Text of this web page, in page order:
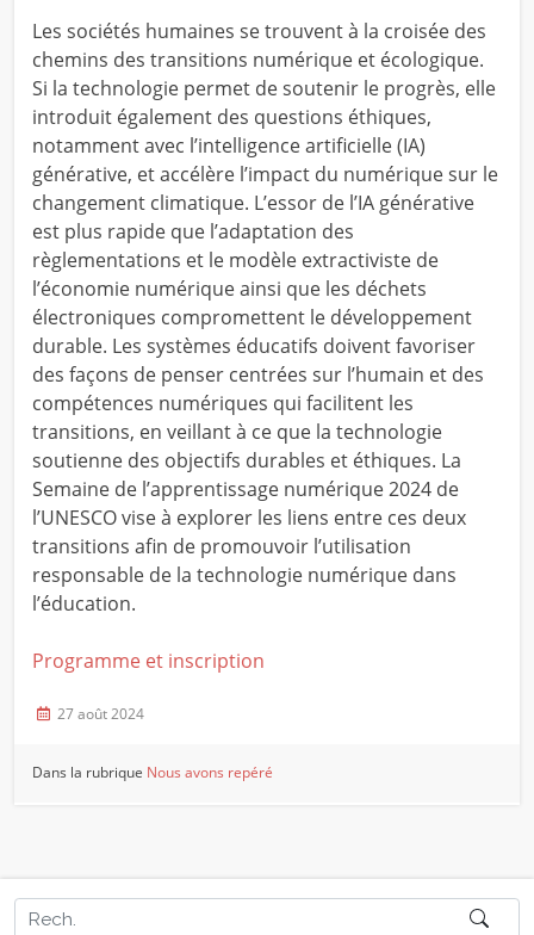
Les sociétés humaines se trouvent à la croisée des
chemins des transitions numérique et écologique.
Si la technologie permet de soutenir le progrès, elle
introduit également des questions éthiques,
notamment avec l’intelligence artificielle (IA)
générative, et accélère l’impact du numérique sur le
changement climatique. L’essor de l’IA générative
est plus rapide que l’adaptation des
règlementations et le modèle extractiviste de
l’économie numérique ainsi que les déchets
électroniques compromettent le développement
durable. Les systèmes éducatifs doivent favoriser
des façons de penser centrées sur l’humain et des
compétences numériques qui facilitent les
transitions, en veillant à ce que la technologie
soutienne des objectifs durables et éthiques. La
Semaine de l’apprentissage numérique 2024 de
l’UNESCO vise à explorer les liens entre ces deux
transitions afin de promouvoir l’utilisation
responsable de la technologie numérique dans
l’éducation.
Programme et inscription
27 août 2024
Dans la rubrique Nous avons repéré